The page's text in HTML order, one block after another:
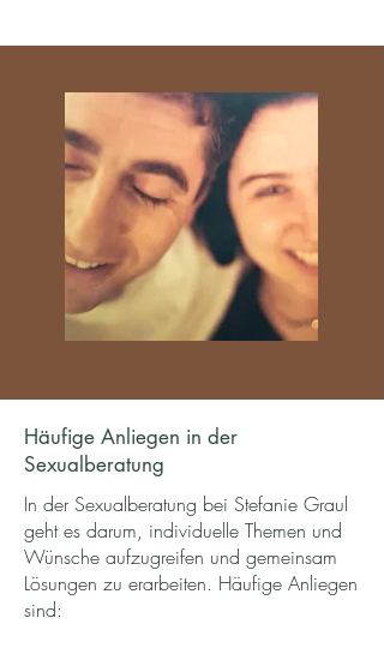
Häufige Anliegen in der
Sexualberatung
In der Sexualberatung bei Stefanie Graul
geht es darum, individuelle Themen und
Wünsche aufzugreifen und gemeinsam
Lösungen zu erarbeiten. Häufige Anliegen
sind: